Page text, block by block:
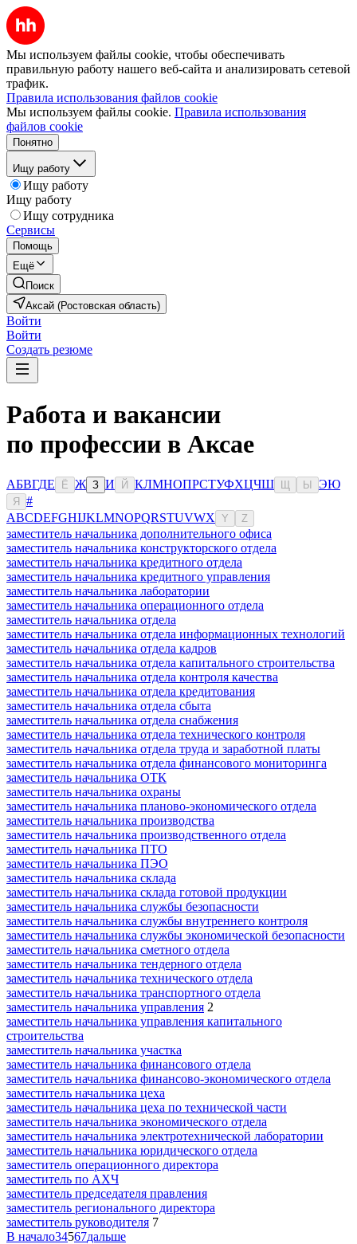
Мы используем файлы cookie, чтобы обеспечивать
правильную работу нашего веб-сайта и анализировать сетевой
трафик.
Правила использования файлов cookie
Мы используем файлы cookie. Правила использования
файлов cookie
Понятно
Ищу работу
Ищу работу
Ищу работу
Ищу сотрудника
Сервисы
Помощь
Ещё
Поиск
Аксай (Ростовская область)
Войти
Войти
Создать резюме
Работа и вакансии
по профессии в Аксае
АБВГДЕ Ё Ж З И Й КЛМНОПРСТУФХЦЧШ Ы ЭЮ
Я
#
ABCDEFGHIJKLMNOPQRSTUVWX Y Z
заместитель начальника дополнительного офиса
заместитель начальника конструкторского отдела
заместитель начальника кредитного отдела
заместитель начальника кредитного управления
заместитель начальника лаборатории
заместитель начальника операционного отдела
заместитель начальника отдела
заместитель начальника отдела информационных технологий
заместитель начальника отдела кадров
заместитель начальника отдела капитального строительства
заместитель начальника отдела контроля качества
заместитель начальника отдела кредитования
заместитель начальника отдела сбыта
заместитель начальника отдела снабжения
заместитель начальника отдела технического контроля
заместитель начальника отдела труда и заработной платы
заместитель начальника отдела финансового мониторинга
заместитель начальника ОТК
заместитель начальника охраны
заместитель начальника планово-экономического отдела
заместитель начальника производства
заместитель начальника производственного отдела
заместитель начальника ПТО
заместитель начальника ПЭО
заместитель начальника склада
заместитель начальника склада готовой продукции
заместитель начальника службы безопасности
заместитель начальника службы внутреннего контроля
заместитель начальника службы экономической безопасности
заместитель начальника сметного отдела
заместитель начальника тендерного отдела
заместитель начальника технического отдела
заместитель начальника транспортного отдела
заместитель начальника управления 2
заместитель начальника управления капитального
строительства
заместитель начальника участка
заместитель начальника финансового отдела
заместитель начальника финансово-экономического отдела
заместитель начальника цеха
заместитель начальника цеха по технической части
заместитель начальника экономического отдела
заместитель начальника электротехнической лаборатории
заместитель начальника юридического отдела
заместитель операционного директора
заместитель по АХЧ
заместитель председателя правления
заместитель регионального директора
заместитель руководителя 7
В начало34567дальше